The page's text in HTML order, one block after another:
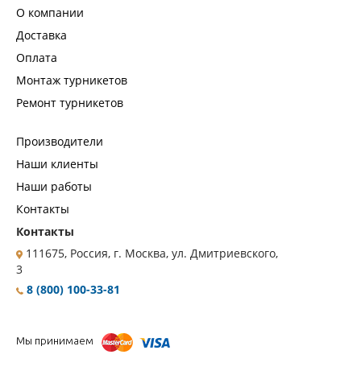
О компании
Доставка
Оплата
Монтаж турникетов
Ремонт турникетов
Производители
Наши клиенты
Наши работы
Контакты
Контакты
111675, Россия, г. Москва, ул. Дмитриевского,
3
8 (800) 100-33-81
Мы принимаем